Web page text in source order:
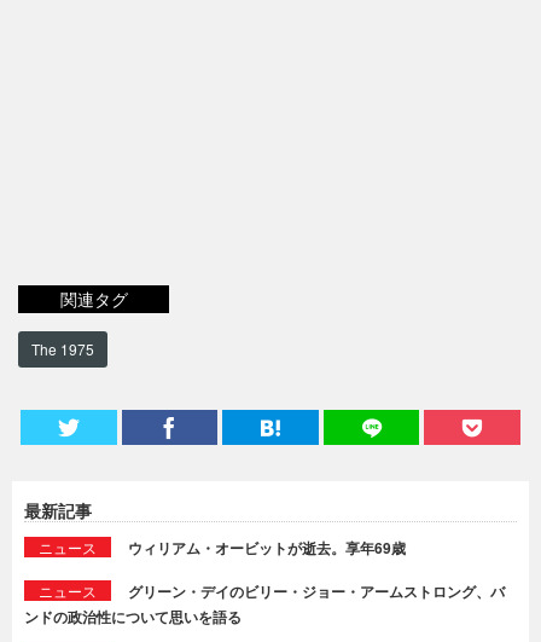
関連タグ
The 1975
最新記事
ニュース ウィリアム・オービットが逝去。享年69歳
ニュース
グリーン・デイのビリー・ジョー・アームストロング、バ
ンドの政治性について思いを語る